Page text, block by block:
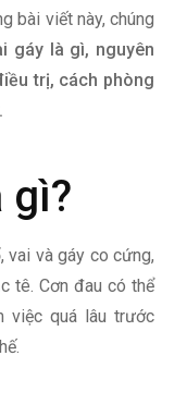
bài viết này, chúng
gáy là gì, nguyên
trị, cách phòng
gì?
vai và gáy co cứng,
tê. Cơn đau có thể
việc quá lâu trước